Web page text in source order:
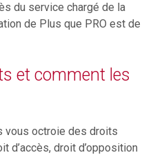
du service chargé de la
de Plus que PRO est de
et comment les
vous octroie des droits
d’accès, droit d’opposition